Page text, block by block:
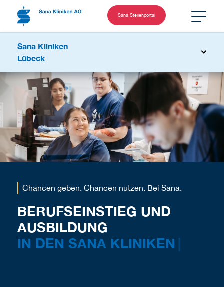
Sana Stellenportal
Sana Kliniken
Lübeck
Chancen geben. Chancen nutzen. Bei Sana.
BERUFSEINSTIEG UND
AUSBILDUNG
IN DEN SANA |